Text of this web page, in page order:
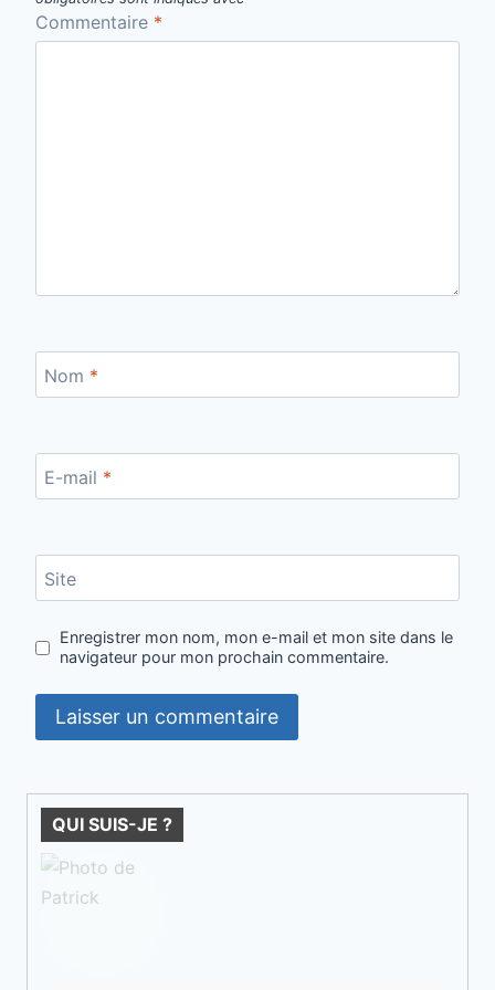
Commentaire *
Nom *
E-mail *
Site
Enregistrer mon nom, mon e-mail et mon site dans le
navigateur pour mon prochain commentaire.
QUI SUIS-JE ?